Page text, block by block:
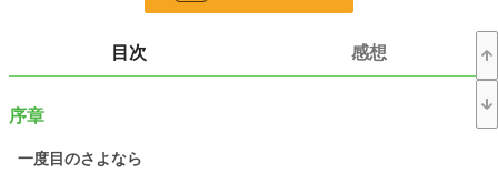
2019.12.31 16:07
目次 感想
序章
一度目のさよなら